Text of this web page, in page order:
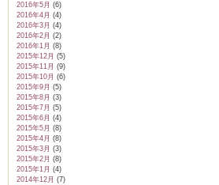
2016年5月 (6)
2016年4月 (4)
2016年3月 (4)
2016年2月 (2)
2016年1月 (8)
2015年12月 (5)
2015年11月 (9)
2015年10月 (6)
2015年9月 (5)
2015年8月 (3)
2015年7月 (5)
2015年6月 (4)
2015年5月 (8)
2015年4月 (8)
2015年3月 (3)
2015年2月 (8)
2015年1月 (4)
2014年12月 (7)